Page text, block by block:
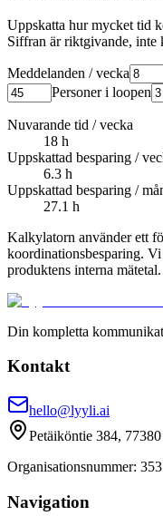
Uppskatta hur mycket tid
Siffran är riktgivande, inte
Meddelanden / vecka
Personer i loopen
Nuvarande tid / vecka
18 h
Uppskattad besparing /
6.3 h
Uppskattad besparing /
27.1 h
Kalkylatorn använder ett
koordinationsbesparing.
produktens interna mätetal.
Din kompletta
Kontakt
hello@lyyli.ai
Petäiköntie 384,
Organisationsnummer:
Navigation